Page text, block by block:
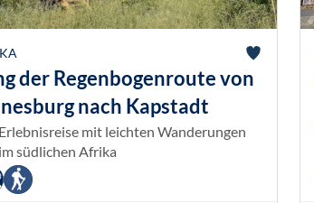
der Regenbogenroute von
nach Kapstadt
Erlebnisreise mit leichten Wanderungen
im südlichen Afrika